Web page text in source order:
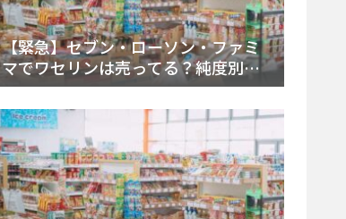
【緊急】セブン・ローソン・ファミ
マでワセリンは売ってる？純度別お
すすめ品と販売場所を徹底まとめ